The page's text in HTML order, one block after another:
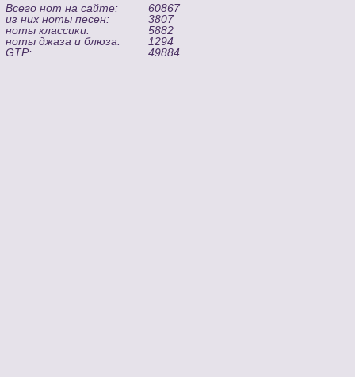
Всего нот на сайте:
60867
из них ноты песен:
3807
ноты классики:
5882
ноты джаза и блюза:
1294
GTP:
49884